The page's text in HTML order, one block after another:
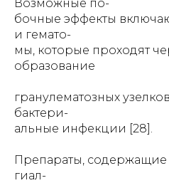
Возможные по-
бочные эффекты
и гемато-
мы, которые проходят
образование
гранулематозных
бактери-
альные инфекции [28].
Препараты,
гиал-